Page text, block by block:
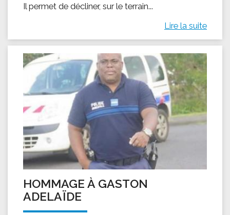
Il permet de décliner, sur le terrain...
Lire la suite
HOMMAGE À GASTON
ADELAÏDE